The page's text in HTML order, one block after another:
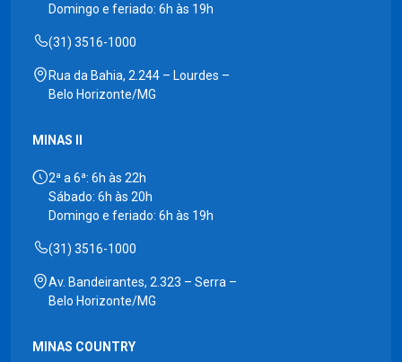
Domingo e feriado: 6h às 19h
(31) 3516-1000
Rua da Bahia, 2.244 – Lourdes –
Belo Horizonte/MG
MINAS II
2ª a 6ª: 6h às 22h
Sábado: 6h às 20h
Domingo e feriado: 6h às 19h
(31) 3516-1000
Av. Bandeirantes, 2.323 – Serra –
Belo Horizonte/MG
MINAS COUNTRY